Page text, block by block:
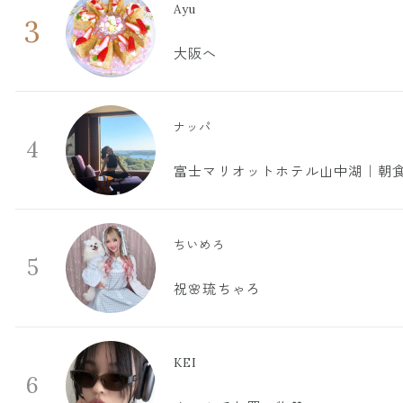
3
Ayu
大阪へ
4
ナッパ
富士マリオットホテル山中湖｜朝
5
ちいめろ
祝🌸琉ちゃろ
6
KEI